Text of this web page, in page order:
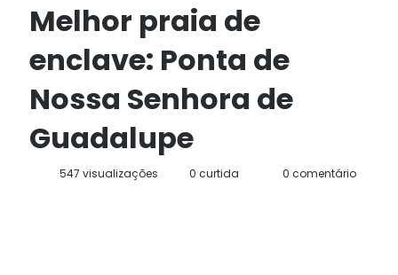
Melhor praia de
enclave: Ponta de
Nossa Senhora de
Guadalupe
0 comentário
0 curtida
547 visualizações